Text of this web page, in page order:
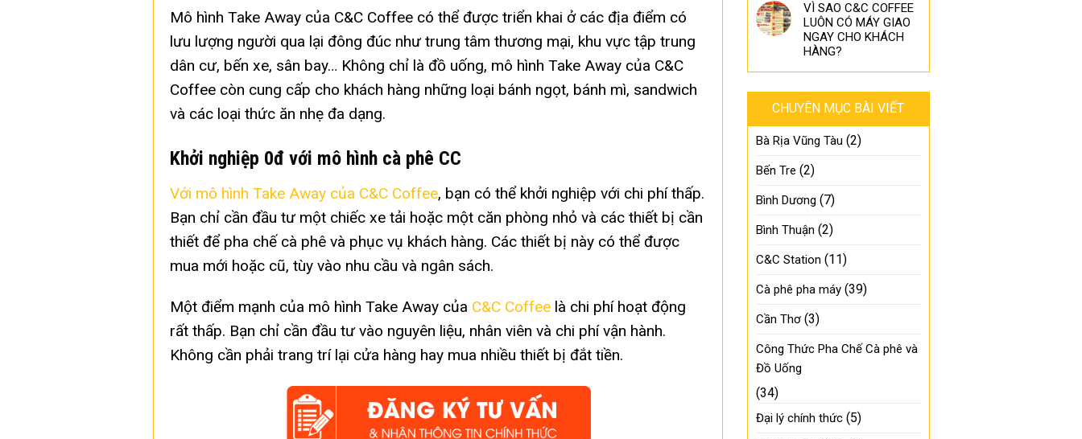
Mô hình Take Away của C&C Coffee có thể được triển khai ở các địa điểm có
lưu lượng người qua lại đông đúc như trung tâm thương mại, khu vực tập trung
dân cư, bến xe, sân bay… Không chỉ là đồ uống, mô hình Take Away của C&C
Coffee còn cung cấp cho khách hàng những loại bánh ngọt, bánh mì, sandwich
và các loại thức ăn nhẹ đa dạng.
Khởi nghiệp 0đ với mô hình cà phê CC
Với mô hình Take Away của C&C Coffee, bạn có thể khởi nghiệp với chi phí thấp.
Bạn chỉ cần đầu tư một chiếc xe tải hoặc một căn phòng nhỏ và các thiết bị cần
thiết để pha chế cà phê và phục vụ khách hàng. Các thiết bị này có thể được
mua mới hoặc cũ, tùy vào nhu cầu và ngân sách.
Một điểm mạnh của mô hình Take Away của C&C Coffeelà chi phí hoạt động
rất thấp. Bạn chỉ cần đầu tư vào nguyên liệu, nhân viên và chi phí vận hành.
Không cần phải trang trí lại cửa hàng hay mua nhiều thiết bị đắt tiền.
VÌ SAO C&C COFFEE
LUÔN CÓ MÁY GIAO
NGAY CHO KHÁCH
HÀNG?
CHUYÊN MỤC BÀI VIẾT
Bà Rịa Vũng Tàu (2)
Bến Tre (2)
Bình Dương (7)
Bình Thuận (2)
C&C Station (11)
Cà phê pha máy (39)
Cần Thơ (3)
Công Thức Pha Chế Cà phê và
Đồ Uống
(34)
Đại lý chính thức (5)